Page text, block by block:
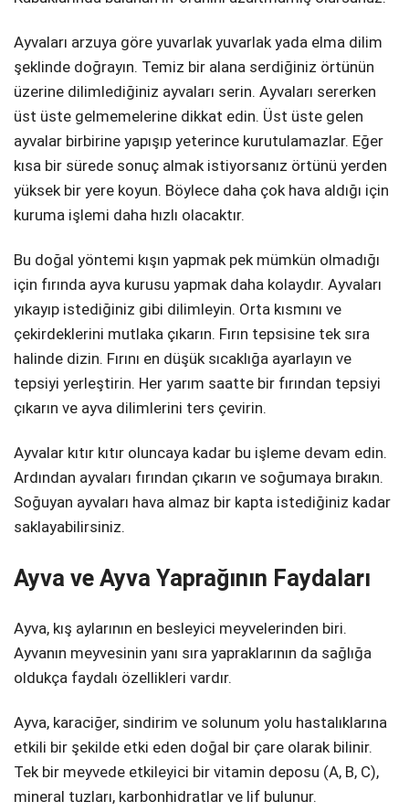
Ayvaları arzuya göre yuvarlak yuvarlak yada elma dilim
şeklinde doğrayın. Temiz bir alana serdiğiniz örtünün
üzerine dilimlediğiniz ayvaları serin. Ayvaları sererken
üst üste gelmemelerine dikkat edin. Üst üste gelen
ayvalar birbirine yapışıp yeterince kurutulamazlar. Eğer
kısa bir sürede sonuç almak istiyorsanız örtünü yerden
yüksek bir yere koyun. Böylece daha çok hava aldığı için
kuruma işlemi daha hızlı olacaktır.
Bu doğal yöntemi kışın yapmak pek mümkün olmadığı
için fırında ayva kurusu yapmak daha kolaydır. Ayvaları
yıkayıp istediğiniz gibi dilimleyin. Orta kısmını ve
çekirdeklerini mutlaka çıkarın. Fırın tepsisine tek sıra
halinde dizin. Fırını en düşük sıcaklığa ayarlayın ve
tepsiyi yerleştirin. Her yarım saatte bir fırından tepsiyi
çıkarın ve ayva dilimlerini ters çevirin.
Ayvalar kıtır kıtır oluncaya kadar bu işleme devam edin.
Ardından ayvaları fırından çıkarın ve soğumaya bırakın.
Soğuyan ayvaları hava almaz bir kapta istediğiniz kadar
saklayabilirsiniz.
Ayva ve Ayva Yaprağının Faydaları
Ayva, kış aylarının en besleyici meyvelerinden biri.
Ayvanın meyvesinin yanı sıra yapraklarının da sağlığa
oldukça faydalı özellikleri vardır.
Ayva, karaciğer, sindirim ve solunum yolu hastalıklarına
etkili bir şekilde etki eden doğal bir çare olarak bilinir.
Tek bir meyvede etkileyici bir vitamin deposu (A, B, C),
mineral tuzları, karbonhidratlar ve lif bulunur.